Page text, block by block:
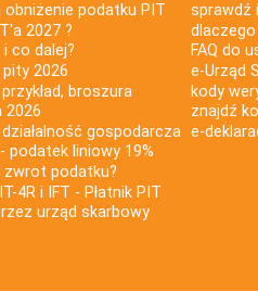
podatku PIT
2027 ?
co dalej?
2026
broszura
2026
gospodarcza
podatek liniowy 19%
zwrot podatku?
4R i IFT - Płatnik PIT
urząd skarbowy
sprawdź
FAQ do
e-Urząd
kody
znajdź
e-